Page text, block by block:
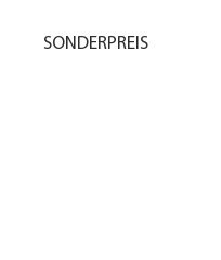
SONDERPREIS